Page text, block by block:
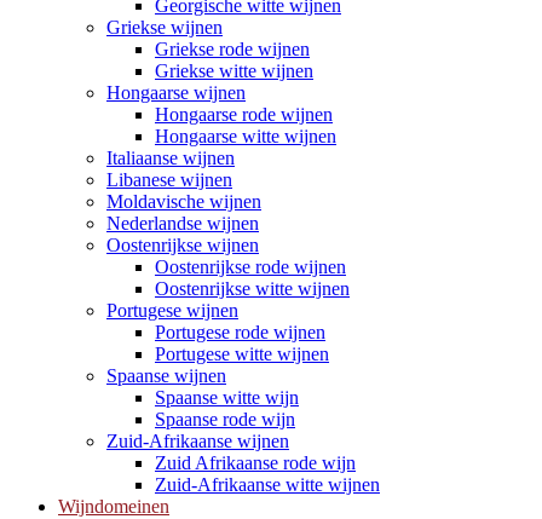
Georgische witte wijnen
Griekse wijnen
Griekse rode wijnen
Griekse witte wijnen
Hongaarse wijnen
Hongaarse rode wijnen
Hongaarse witte wijnen
Italiaanse wijnen
Libanese wijnen
Moldavische wijnen
Nederlandse wijnen
Oostenrijkse wijnen
Oostenrijkse rode wijnen
Oostenrijkse witte wijnen
Portugese wijnen
Portugese rode wijnen
Portugese witte wijnen
Spaanse wijnen
Spaanse witte wijn
Spaanse rode wijn
Zuid-Afrikaanse wijnen
Zuid Afrikaanse rode wijn
Zuid-Afrikaanse witte wijnen
Wijndomeinen